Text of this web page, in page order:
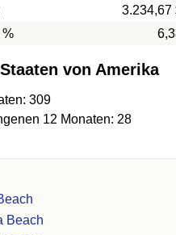
3.234,67
%
von Amerika
309
12 Monaten: 28
Beach